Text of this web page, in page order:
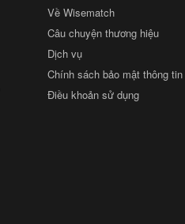
Về Wisematch
Câu chuyện thương hiệu
Dịch vụ
Chính sách bảo mật thông tin
Điều khoản sử dụng